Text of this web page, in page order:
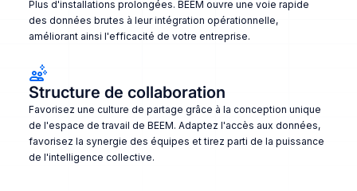
Plus d'installations prolongées. BEEM ouvre une voie rapide
des données brutes à leur intégration opérationnelle,
améliorant ainsi l'efficacité de votre entreprise.
Structure de collaboration
Favorisez une culture de partage grâce à la conception unique
de l'espace de travail de BEEM. Adaptez l'accès aux données,
favorisez la synergie des équipes et tirez parti de la puissance
de l'intelligence collective.